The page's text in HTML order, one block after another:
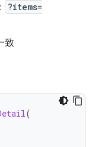
?items=
致
(